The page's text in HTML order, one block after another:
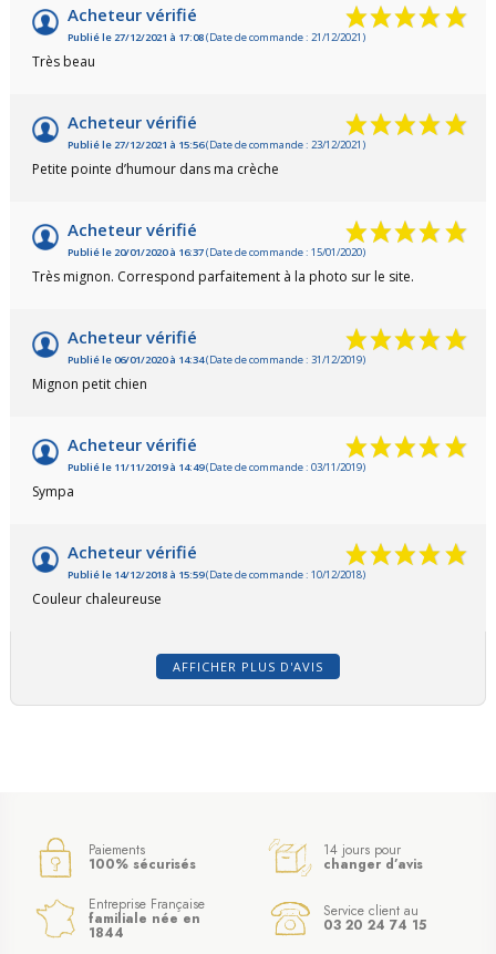
Acheteur vérifié
Publié le 27/12/2021 à 17:08(Date de commande : 21/12/2021)
Très beau
Acheteur vérifié
Publié le 27/12/2021 à 15:56(Date de commande : 23/12/2021)
Petite pointe d’humour dans ma crèche
Acheteur vérifié
Publié le 20/01/2020 à 16:37(Date de commande : 15/01/2020)
Très mignon. Correspond parfaitement à la photo sur le site.
Acheteur vérifié
Publié le 06/01/2020 à 14:34(Date de commande : 31/12/2019)
Mignon petit chien
Acheteur vérifié
Publié le 11/11/2019 à 14:49(Date de commande : 03/11/2019)
Sympa
Acheteur vérifié
Publié le 14/12/2018 à 15:59(Date de commande : 10/12/2018)
Couleur chaleureuse
AFFICHER PLUS D'AVIS
Paiements
100% sécurisés
14 jours pour
changer d’avis
Entreprise Française
familiale née en
1844
Service client au
03 20 24 74 15